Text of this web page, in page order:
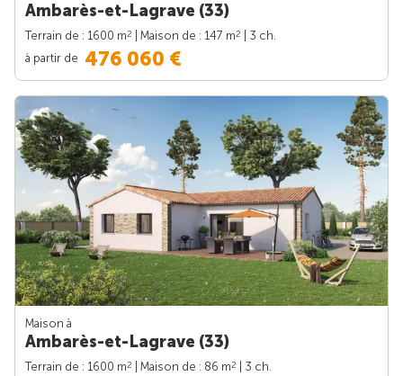
Ambarès-et-Lagrave (33)
Terrain de : 1600 m2 | Maison de : 147 m2
| 3 ch.
à partir de 476 060 €
Maison à
Ambarès-et-Lagrave (33)
Terrain de : 1600 m2 | Maison de : 86 m2
| 3 ch.